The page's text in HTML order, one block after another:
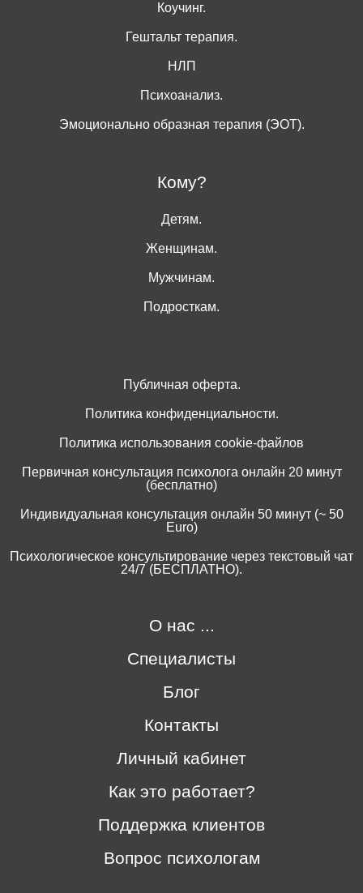
Коучинг.
Гештальт терапия.
НЛП
Психоанализ.
Эмоционально образная терапия (ЭОТ).
Кому?
Детям.
Женщинам.
Мужчинам.
Подросткам.
Публичная оферта.
Политика конфиденциальности.
Политика использования cookie-файлов
Первичная консультация психолога онлайн 20 минут
(бесплатно)
Индивидуальная консультация онлайн 50 минут (~ 50
Euro)
Психологическое консультирование через текстовый чат
24/7 (БЕСПЛАТНО).
О нас ...
Специалисты
Блог
Контакты
Личный кабинет
Как это работает?
Поддержка клиентов
Вопрос психологам